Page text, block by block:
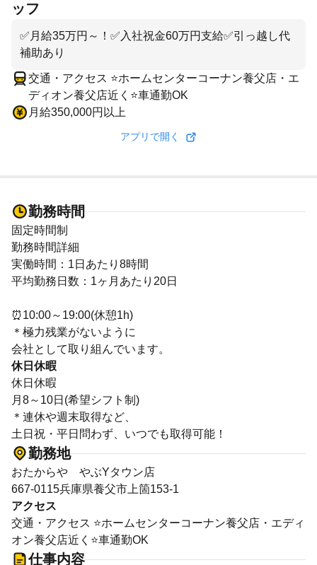
ッフ
✅月給35万円～！✅入社祝金60万円支給✅引っ越し代
補助あり
交通・アクセス ⭐ホームセンターコーナン養父店・エ
ディオン養父店近く⭐車通勤OK
月給350,000円以上
アプリで開く
勤務時間
固定時間制
勤務時間詳細
実働時間：1日あたり8時間
平均勤務日数：1ヶ月あたり20日
⏰10:00～19:00(休憩1h)
＊極力残業がないように
会社として取り組んでいます。
休日休暇
休日休暇
月8～10日(希望シフト制)
＊連休や週末取得など、
土日祝・平日問わず、いつでも取得可能！
勤務地
おたからや やぶYタウン店
667-0115兵庫県養父市上箇153-1
アクセス
交通・アクセス ⭐ホームセンターコーナン養父店・エディ
オン養父店近く⭐車通勤OK
仕事内容